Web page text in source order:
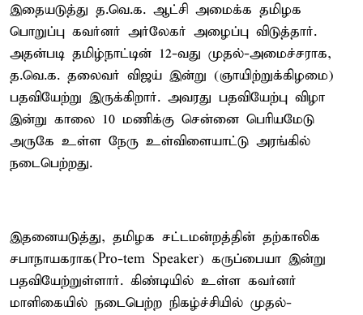
இதையடுத்து த.வெ.க. ஆட்சி அமைக்க தமிழக
பொறுப்பு கவர்னர் அர்லேகர் அழைப்பு விடுத்தார்.
அதன்படி தமிழ்நாட்டின் 12-வது முதல்-அமைச்சராக,
த.வெ.க. தலைவர் விஜய் இன்று (ஞாயிற்றுக்கிழமை)
பதவியேற்று இருக்கிறார். அவரது பதவியேற்பு விழா
இன்று காலை 10 மணிக்கு சென்னை பெரியமேடு
அருகே உள்ள நேரு உள்விளையாட்டு அரங்கில்
நடைபெற்றது.
இதனையடுத்து, தமிழக சட்டமன்றத்தின் தற்காலிக
சபாநாயகராக(Pro-tem Speaker) கருப்பையா இன்று
பதவியேற்றுள்ளார். கிண்டியில் உள்ள கவர்னர்
மாளிகையில் நடைபெற்ற நிகழ்ச்சியில் முதல்-